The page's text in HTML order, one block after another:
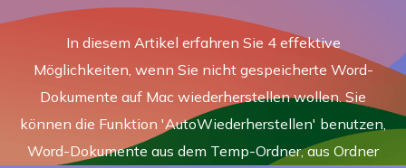
In diesem Artikel erfahren Sie 4 effektive
Möglichkeiten, wenn Sie nicht gespeicherte Word-
Dokumente auf Mac wiederherstellen wollen. Sie
können die Funktion 'AutoWiederherstellen' benutzen,
Word-Dokumente aus dem Temp-Ordner, aus Ordner